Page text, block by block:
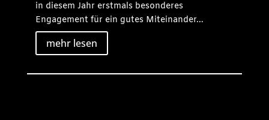
in diesem Jahr erstmals besonderes
Engagement für ein gutes Miteinander...
mehr lesen